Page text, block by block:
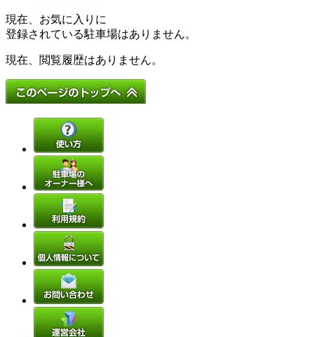
現在、お気に入りに
登録されている駐車場はありません。
現在、閲覧履歴はありません。